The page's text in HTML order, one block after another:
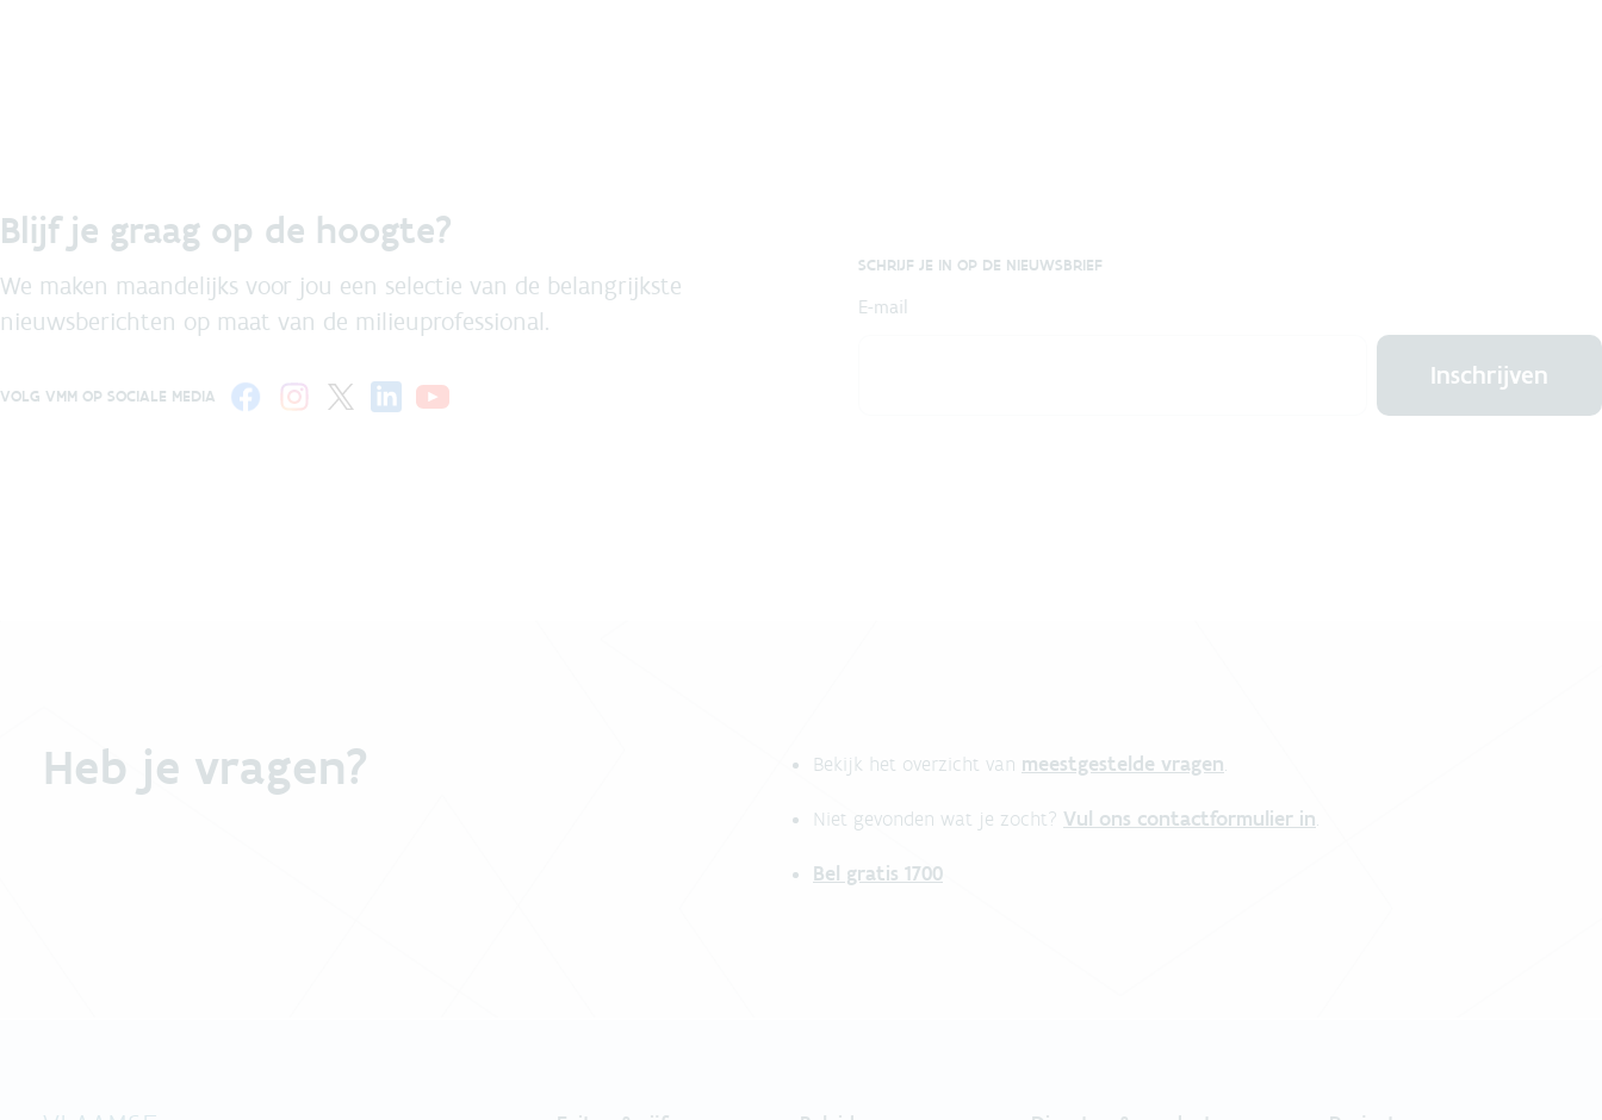
Blijf je graag op de hoogte?
We maken maandelijks voor jou een selectie van de belangrijkste
nieuwsberichten op maat van de milieuprofessional.
VOLG VMM OP SOCIALE MEDIA
SCHRIJF JE IN OP DE NIEUWSBRIEF
E-mail
Inschrijven
Heb je vragen? Bekijk het overzicht van meestgestelde vragen
Niet gevonden wat je zocht? Vul ons contactformulier in
Bel gratis 1700